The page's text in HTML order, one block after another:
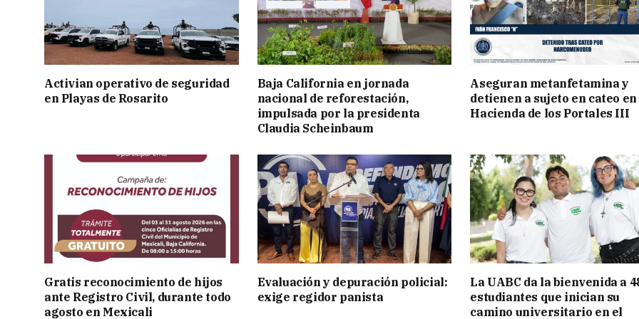
Activian operativo de seguridad
en Playas de Rosarito
Baja California en jornada
nacional de reforestación,
impulsada por la presidenta
Claudia Scheinbaum
Aseguran metanfetamina y
detienen a sujeto en cateo en
Hacienda de los Portales III
Gratis reconocimiento de hijos
ante Registro Civil, durante todo
agosto en Mexicali
Evaluación y depuración policial:
exige regidor panista
La UABC da la bienvenida a
estudiantes que inician su
camino universitario en el